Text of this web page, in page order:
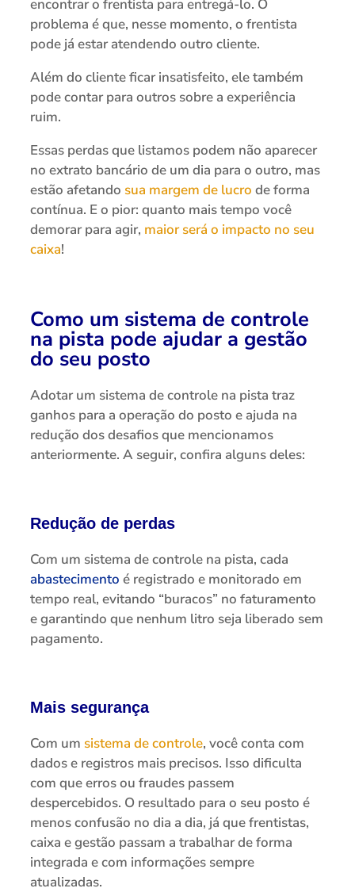
encontrar o frentista para entregá-lo. O
problema é que, nesse momento, o frentista
pode já estar atendendo outro cliente.
Além do cliente ficar insatisfeito, ele também
pode contar para outros sobre a experiência
ruim.
Essas perdas que listamos podem não aparecer
no extrato bancário de um dia para o outro, mas
estão afetando sua margem de lucro de forma
contínua. E o pior: quanto mais tempo você
demorar para agir, maior será o impacto no seu
caixa!
Como um sistema de controle
na pista pode ajudar a gestão
do seu posto
Adotar um sistema de controle na pista traz
ganhos para a operação do posto e ajuda na
redução dos desafios que mencionamos
anteriormente. A seguir, confira alguns deles:
Redução de perdas
Com um sistema de controle na pista, cada
abastecimento é registrado e monitorado em
tempo real, evitando “buracos” no faturamento
e garantindo que nenhum litro seja liberado sem
pagamento.
Mais segurança
Com um sistema de controle, você conta com
dados e registros mais precisos. Isso dificulta
com que erros ou fraudes passem
despercebidos. O resultado para o seu posto é
menos confusão no dia a dia, já que frentistas,
caixa e gestão passam a trabalhar de forma
integrada e com informações sempre
atualizadas.